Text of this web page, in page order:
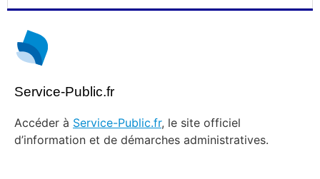
Service-Public.fr
Accéder à Service-Public.fr, le site officiel
d’information et de démarches administratives.